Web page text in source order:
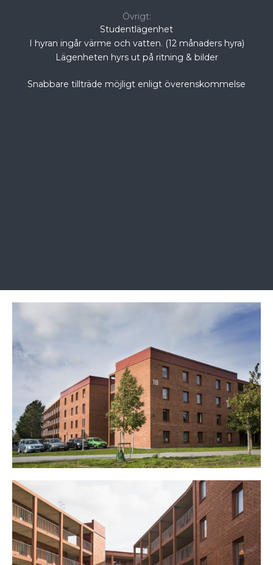
Övrigt:
Studentlägenhet
I hyran ingår värme och vatten. (12 månaders hyra)
Lägenheten hyrs ut på ritning & bilder
Snabbare tillträde möjligt enligt överenskommelse